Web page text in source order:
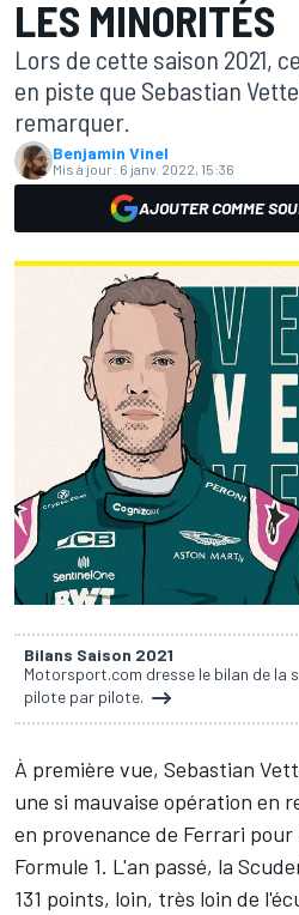
LES MINORITÉS
Lors de cette saison 2021,
en piste que Sebastian
remarquer.
Benjamin Vinel
Mis à jour: 6 janv. 2022, 15:36
AJOUTER COMME
Bilans Saison 2021
Motorsport.com dresse le bilan de la
pilote par pilote.
À première vue, Sebastian
une si mauvaise opération en
en provenance de Ferrari pour
Formule 1. L'an passé, la
131 points, loin, très loin de